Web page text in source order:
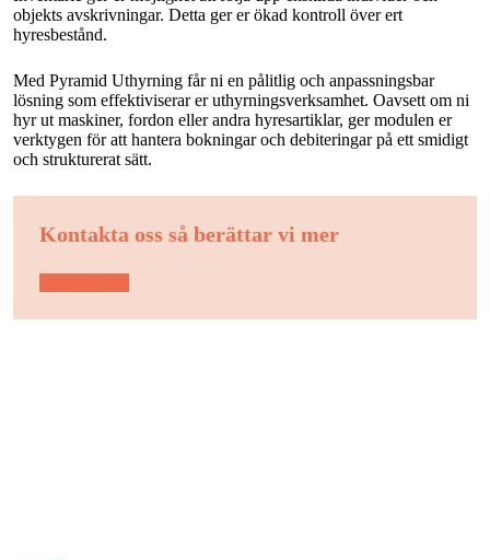
objekts avskrivningar. Detta ger er ökad kontroll över ert
hyresbestånd.
Med Pyramid Uthyrning får ni en pålitlig och anpassningsbar
lösning som effektiviserar er uthyrningsverksamhet. Oavsett om ni
hyr ut maskiner, fordon eller andra hyresartiklar, ger modulen er
verktygen för att hantera bokningar och debiteringar på ett smidigt
och strukturerat sätt.
Kontakta oss så berättar vi mer